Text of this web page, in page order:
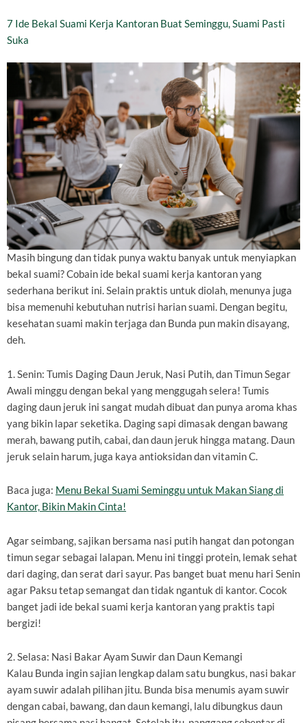
7 Ide Bekal Suami Kerja Kantoran Buat Seminggu, Suami Pasti
Suka
Masih bingung dan tidak punya waktu banyak untuk menyiapkan
bekal suami? Cobain ide bekal suami kerja kantoran yang
sederhana berikut ini. Selain praktis untuk diolah, menunya juga
bisa memenuhi kebutuhan nutrisi harian suami. Dengan begitu,
kesehatan suami makin terjaga dan Bunda pun makin disayang,
deh.
1. Senin: Tumis Daging Daun Jeruk, Nasi Putih, dan Timun Segar
Awali minggu dengan bekal yang menggugah selera! Tumis
daging daun jeruk ini sangat mudah dibuat dan punya aroma khas
yang bikin lapar seketika. Daging sapi dimasak dengan bawang
merah, bawang putih, cabai, dan daun jeruk hingga matang. Daun
jeruk selain harum, juga kaya antioksidan dan vitamin C.
Baca juga: Menu Bekal Suami Seminggu untuk Makan Siang di
Kantor, Bikin Makin Cinta!
Agar seimbang, sajikan bersama nasi putih hangat dan potongan
timun segar sebagai lalapan. Menu ini tinggi protein, lemak sehat
dari daging, dan serat dari sayur. Pas banget buat menu hari Senin
agar Paksu tetap semangat dan tidak ngantuk di kantor. Cocok
banget jadi ide bekal suami kerja kantoran yang praktis tapi
bergizi!
2. Selasa: Nasi Bakar Ayam Suwir dan Daun Kemangi
Kalau Bunda ingin sajian lengkap dalam satu bungkus, nasi bakar
ayam suwir adalah pilihan jitu. Bunda bisa menumis ayam suwir
dengan cabai, bawang, dan daun kemangi, lalu dibungkus daun